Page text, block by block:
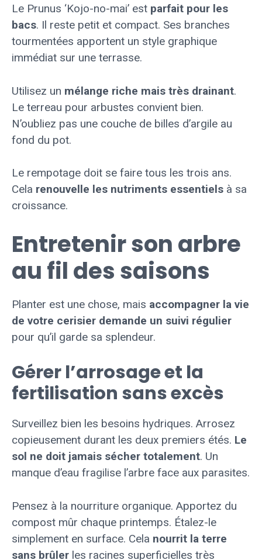
Le Prunus ‘Kojo-no-mai’ est parfait pour les
bacs. Il reste petit et compact. Ses branches
tourmentées apportent un style graphique
immédiat sur une terrasse.
Utilisez un mélange riche mais très drainant.
Le terreau pour arbustes convient bien.
N’oubliez pas une couche de billes d’argile au
fond du pot.
Le rempotage doit se faire tous les trois ans.
Cela renouvelle les nutriments essentiels à sa
croissance.
Entretenir son arbre
au fil des saisons
Planter est une chose, mais accompagner la vie
de votre cerisier demande un suivi régulier
pour qu’il garde sa splendeur.
Gérer l’arrosage et la
fertilisation sans excès
Surveillez bien les besoins hydriques. Arrosez
copieusement durant les deux premiers étés. Le
sol ne doit jamais sécher totalement. Un
manque d’eau fragilise l’arbre face aux parasites.
Pensez à la nourriture organique. Apportez du
compost mûr chaque printemps. Étalez-le
simplement en surface. Cela nourrit la terre
sans brûler les racines superficielles très